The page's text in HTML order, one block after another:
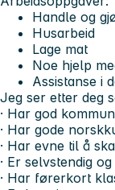
Handle og
Husarbeid
Lage mat
Noe hjelp
Assistanse i
Jeg ser etter deg
· Har god
· Har gode
· Har evne til å
· Er selvstendig
· Har førerkort